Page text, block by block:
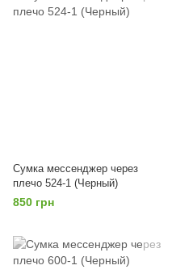
Сумка мессенджер через
плечо 524-1 (Черный)
850 грн